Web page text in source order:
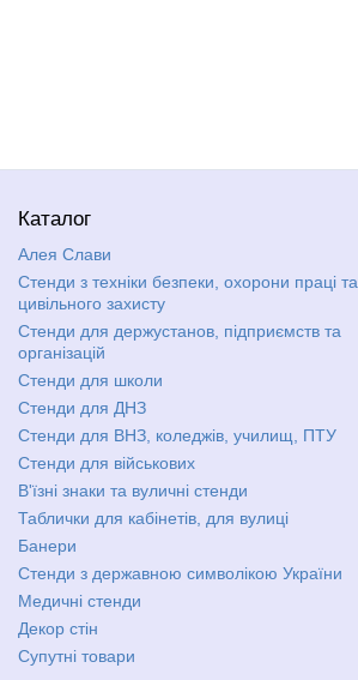
Каталог
Алея Слави
Стенди з техніки безпеки, охорони праці та
цивільного захисту
Стенди для держустанов, підприємств та
організацій
Стенди для школи
Стенди для ДНЗ
Стенди для ВНЗ, коледжів, училищ, ПТУ
Стенди для військових
В'їзні знаки та вуличні стенди
Таблички для кабінетів, для вулиці
Банери
Стенди з державною символікою України
Медичні стенди
Декор стін
Супутні товари